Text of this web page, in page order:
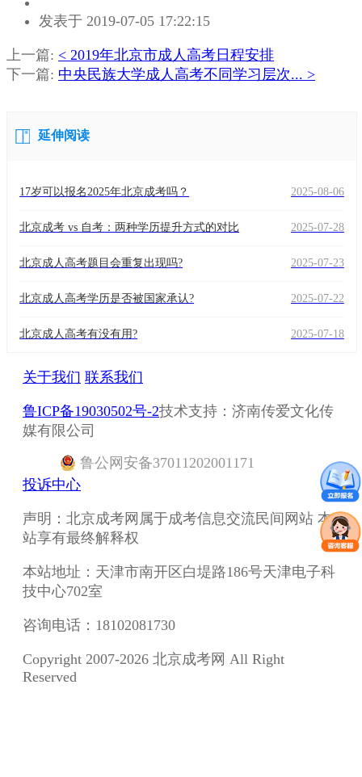
者：
老
师
发表于 2019-07-05 17:22:15
上一篇: < 2019年北京市成人高考日程安排
下一篇: 中央民族大学成人高考不同学习层次... >
延伸阅读
17岁可以报名2025年北京成考吗？ 2025-08-06
北京成考 vs 自考：两种学历提升方式的对比 2025-07-28
北京成人高考题目会重复出现吗? 2025-07-23
北京成人高考学历是否被国家承认? 2025-07-22
北京成人高考有没有用? 2025-07-18
关于我们 联系我们
鲁ICP备19030502号-2技术支持：济南传爱文化传
媒有限公司
鲁公网安备37011202001171
投诉中心
声明：北京成考网属于成考信息交流民间网站 本
站享有最终解释权
本站地址：天津市南开区白堤路186号天津电子科
技中心702室
咨询电话：18102081730
Copyright 2007-2026 北京成考网 All Right
Reserved